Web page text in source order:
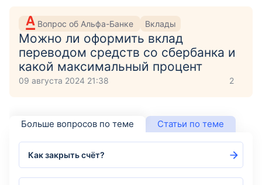
Вопрос об Альфа-Банке Вклады
Можно ли оформить вклад
переводом средств со сбербанка и
какой максимальный процент
09 августа 2024 21:38 2
Больше вопросов по теме Статьи по теме
Как закрыть счёт?